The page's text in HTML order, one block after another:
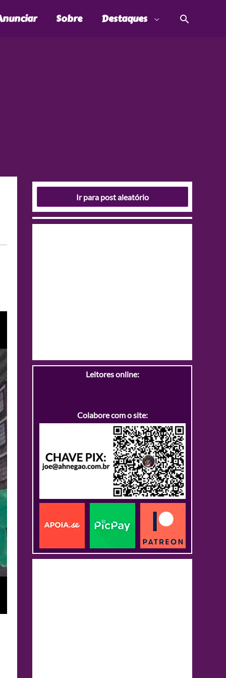
Sobre Destaques
Ir para post aleatório
Leitores online:
Colabore com o site: